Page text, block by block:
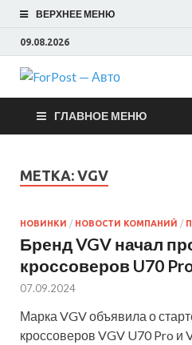
ВЕРХНЕЕ МЕНЮ
09.08.2026
ГЛАВНОЕ МЕНЮ
МЕТКА: VGV
НОВИНКИ / НОВОСТИ КОМПАНИЙ /
Бренд VGV начал
кроссоверов U70
07.09.2024
Марка VGV объявила о
кроссоверов VGV U70 Pro и